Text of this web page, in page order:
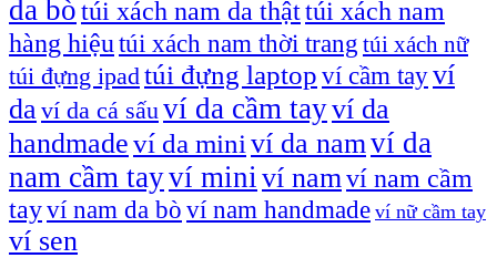
da bòtúi xách nam da thậttúi xách nam
hàng hiệu túi xách nam thời trang túi xách nữ
túi đựng ipadtúi đựng laptop ví cầm tayví
daví da cá sấu ví da cầm tayví da
handmadeví da mini ví da namví da
nam cầm tayví mini ví namví nam cầm
tayví nam da bò ví nam handmade ví nữ cầm tay
ví sen